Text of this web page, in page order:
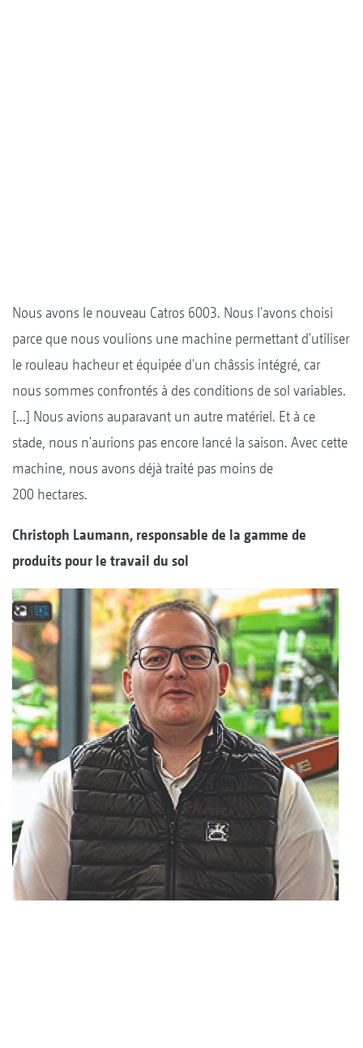
Nous avons le nouveau Catros 6003. Nous l'avons choisi
parce que nous voulions une machine permettant d'utiliser
le rouleau hacheur et équipée d'un châssis intégré, car
nous sommes confrontés à des conditions de sol variables.
[...] Nous avions auparavant un autre matériel. Et à ce
stade, nous n'aurions pas encore lancé la saison. Avec cette
machine, nous avons déjà traité pas moins de
200 hectares.
Christoph Laumann, responsable de la gamme de
produits pour le travail du sol